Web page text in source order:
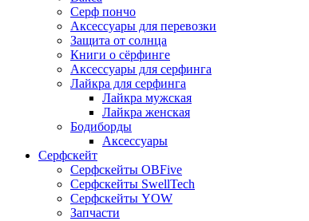
Серф пончо
Аксессуары для перевозки
Защита от солнца
Книги о сёрфинге
Аксессуары для серфинга
Лайкра для серфинга
Лайкра мужская
Лайкра женская
Бодиборды
Аксессуары
Серфскейт
Серфскейты OBFive
Серфскейты SwellTech
Серфскейты YOW
Запчасти